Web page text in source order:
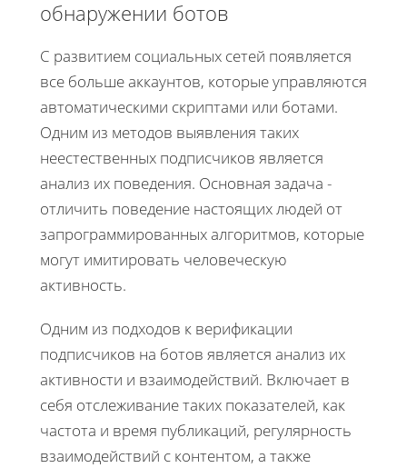
обнаружении ботов
С развитием социальных сетей появляется
все больше аккаунтов, которые управляются
автоматическими скриптами или ботами.
Одним из методов выявления таких
неестественных подписчиков является
анализ их поведения. Основная задача -
отличить поведение настоящих людей от
запрограммированных алгоритмов, которые
могут имитировать человеческую
активность.
Одним из подходов к верификации
подписчиков на ботов является анализ их
активности и взаимодействий. Включает в
себя отслеживание таких показателей, как
частота и время публикаций, регулярность
взаимодействий с контентом, а также